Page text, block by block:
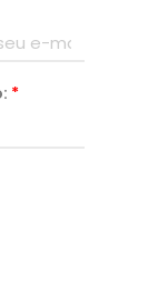
*